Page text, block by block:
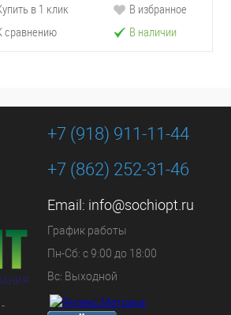
в 1 клик
сравнению
В избранное
В наличии
+7 (918) 911-11-44
+7 (862) 252-31-46
Email: info@sochiopt.ru
График работы
Пн-Сб: с 9:00 до 18:00
Вс: Выходной